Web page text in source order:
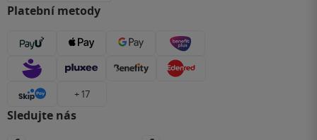
Platební metody
+ 17
Sledujte nás